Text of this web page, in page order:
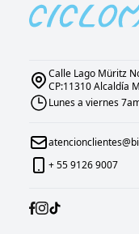
Calle Lago Müritz
CP:11310 Alcaldía
Lunes a viernes
+ 55 9126 9007